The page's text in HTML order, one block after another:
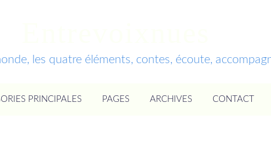
les quatre éléments, contes, écoute,
PRINCIPALES PAGES ARCHIVES CONTACT